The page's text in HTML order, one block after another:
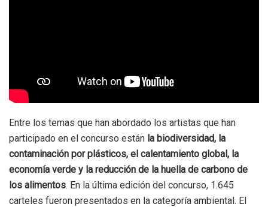
Entre los temas que han abordado los artistas que han
participado en el concurso están la biodiversidad, la
contaminación por plásticos, el calentamiento global, la
economía verde y la reducción de la huella de carbono de
los alimentos. En la última edición del concurso, 1.645
carteles fueron presentados en la categoría ambiental. El